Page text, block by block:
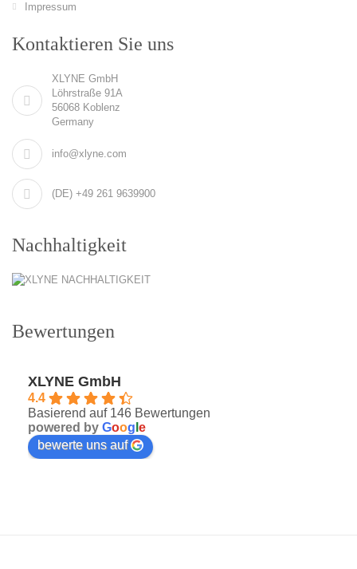
Impressum
Kontaktieren Sie uns
XLYNE GmbH
Löhrstraße 91A
56068 Koblenz
Germany
info@xlyne.com
(DE) +49 261 9639900
Nachhaltigkeit
Bewertungen
XLYNE GmbH
4.4
Basierend auf 146 Bewertungen
powered by Goog e
bewerte uns auf